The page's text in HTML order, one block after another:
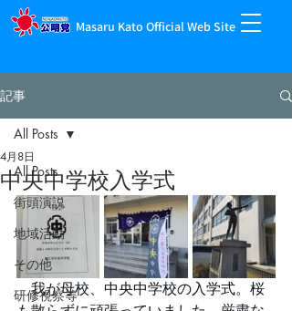
Masaru Kato Official Web Site
記事
All Posts
街頭演説
地域活動
その他
研修視察等
All Posts
中央中学校入学式
4月8日
我が母校、中央中学校の入学式。桜